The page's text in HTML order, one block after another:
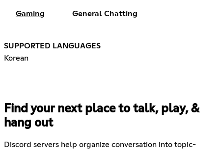
Gaming General Chatting
SUPPORTED LANGUAGES
Korean
Find your next place to talk, play, &
hang out
Discord servers help organize conversation into topic-